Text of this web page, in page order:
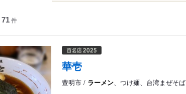
瀬戸市役所前駅
尾張瀬戸駅
山口駅
瀬戸口駅
瀬戸市駅
長久手古戦場駅
71件
華壱
豊明市 / ラーメン 、つけ麺、台湾まぜそば